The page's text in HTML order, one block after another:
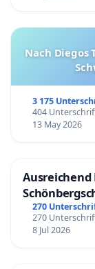
Nach Diegos
3 175
404
13 May 2026
Ausreichend
270
270
8 Jul 2026